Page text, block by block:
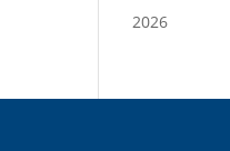
2026